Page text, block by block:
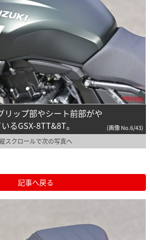
リップ部やシート前部がや
るGSX-8TT&8T。
(画像 No.6/43)
スクロールで次の写真へ
記事へ戻る